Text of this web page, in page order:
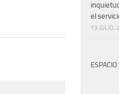
el
13 JULIO,